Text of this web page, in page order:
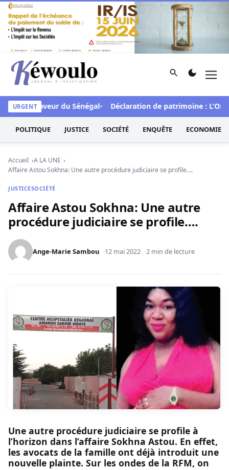
Aller au contenu
Kéwoulo, le premier site d'information et d'investigation
Rechercher
URGENT
en faveur du Sénégal Déclaration de patrimoine :
POLITIQUE JUSTICE SOCIÉTÉ ENQUÊTE ECONOMIE
Accueil
A LA UNE
Affaire Astou Sokhna: Une autre procédure judiciaire se profile….
JUSTICESOCIÉTÉ
Affaire Astou Sokhna: Une autre
procédure judiciaire se profile….
Ange-Marie Sambou 12 mai 2022 2 min de lecture
Une autre procédure judiciaire se profile à
l’horizon dans l’affaire Sokhna Astou. En effet,
les avocats de la famille ont déjà introduit une
nouvelle plainte. Sur les ondes de la RFM, on